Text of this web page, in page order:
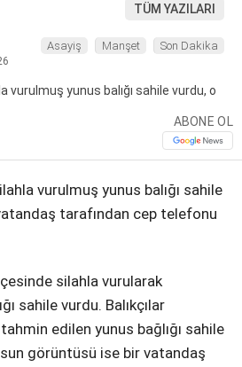
WhatsApp İhbar Hattı
TÜM YAZILARI
Asayiş Manşet Son Dakika
ABONE OL
vurulmuş yunus balığı sahile
tarafından cep telefonu
silahla vurularak
sahile vurdu. Balıkçılar
edilen yunus bağlığı sahile
görüntüsü ise bir vatandaş